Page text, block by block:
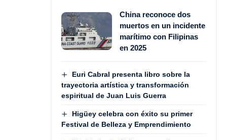
China reconoce dos
muertos en un incidente
marítimo con Filipinas
en 2025
Euri Cabral presenta libro sobre la
trayectoria artística y transformación
espiritual de Juan Luis Guerra
Higüey celebra con éxito su primer
Festival de Belleza y Emprendimiento